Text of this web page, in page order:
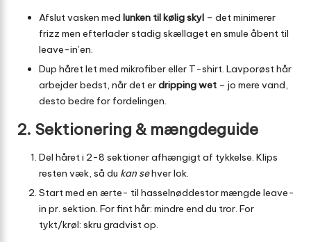
Afslut vasken med lunken til kølig skyl – det minimerer
frizz men efterlader stadig skællaget en smule åbent til
leave-in’en.
Dup håret let med mikrofiber eller T-shirt. Lavporøst hår
arbejder bedst, når det erdripping wet – jo mere vand,
desto bedre for fordelingen.
2. Sektionering & mængdeguide
Del håret i 2-8 sektioner afhængigt af tykkelse. Klips
resten væk, så du kan sehver lok.
Start med en ærte- til hasselnøddestor mængde leave-
in pr. sektion. For fint hår: mindre end du tror. For
tykt/krøl: skru gradvist op.